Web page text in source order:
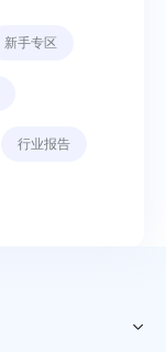
新手专区
行业报告
